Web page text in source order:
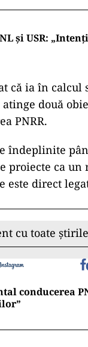
și USR:
că ia în
două
PNRR.
îndeplinite
proiecte ca
este direct
cu toate
conducerea